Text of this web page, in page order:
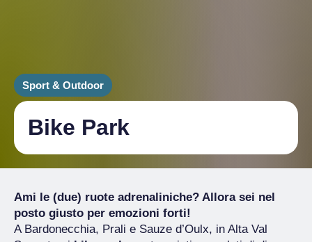
Sport & Outdoor
Bike Park
Ami le (due) ruote adrenaliniche? Allora sei nel
posto giusto per emozioni forti!
A Bardonecchia, Prali e Sauze d’Oulx, in Alta Val